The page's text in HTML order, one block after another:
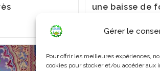
Gérer le
Pour offrir les meilleures expériences,
cookies pour stocker et/ou accéder aux
une baisse de